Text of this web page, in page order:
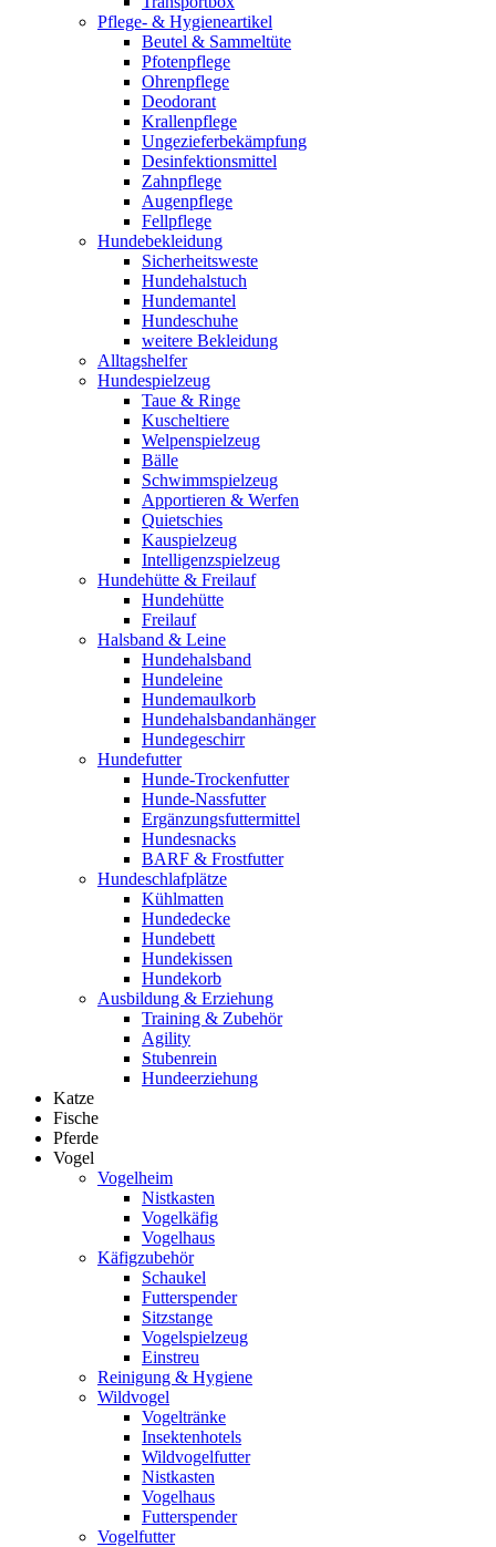
Pflege- & Hygieneartikel
Beutel & Sammeltüte
Pfotenpflege
Ohrenpflege
Deodorant
Krallenpflege
Ungezieferbekämpfung
Desinfektionsmittel
Zahnpflege
Augenpflege
Fellpflege
Hundebekleidung
Sicherheitsweste
Hundehalstuch
Hundemantel
Hundeschuhe
weitere Bekleidung
Alltagshelfer
Hundespielzeug
Taue & Ringe
Kuscheltiere
Welpenspielzeug
Bälle
Schwimmspielzeug
Apportieren & Werfen
Quietschies
Kauspielzeug
Intelligenzspielzeug
Hundehütte & Freilauf
Hundehütte
Freilauf
Halsband & Leine
Hundehalsband
Hundeleine
Hundemaulkorb
Hundehalsbandanhänger
Hundegeschirr
Hundefutter
Hunde-Trockenfutter
Hunde-Nassfutter
Ergänzungsfuttermittel
Hundesnacks
BARF & Frostfutter
Hundeschlafplätze
Kühlmatten
Hundedecke
Hundebett
Hundekissen
Hundekorb
Ausbildung & Erziehung
Training & Zubehör
Agility
Stubenrein
Hundeerziehung
Katze
Fische
Pferde
Vogel
Vogelheim
Nistkasten
Vogelkäfig
Vogelhaus
Käfigzubehör
Schaukel
Futterspender
Sitzstange
Vogelspielzeug
Einstreu
Reinigung & Hygiene
Wildvogel
Vogeltränke
Insektenhotels
Wildvogelfutter
Nistkasten
Vogelhaus
Futterspender
Vogelfutter